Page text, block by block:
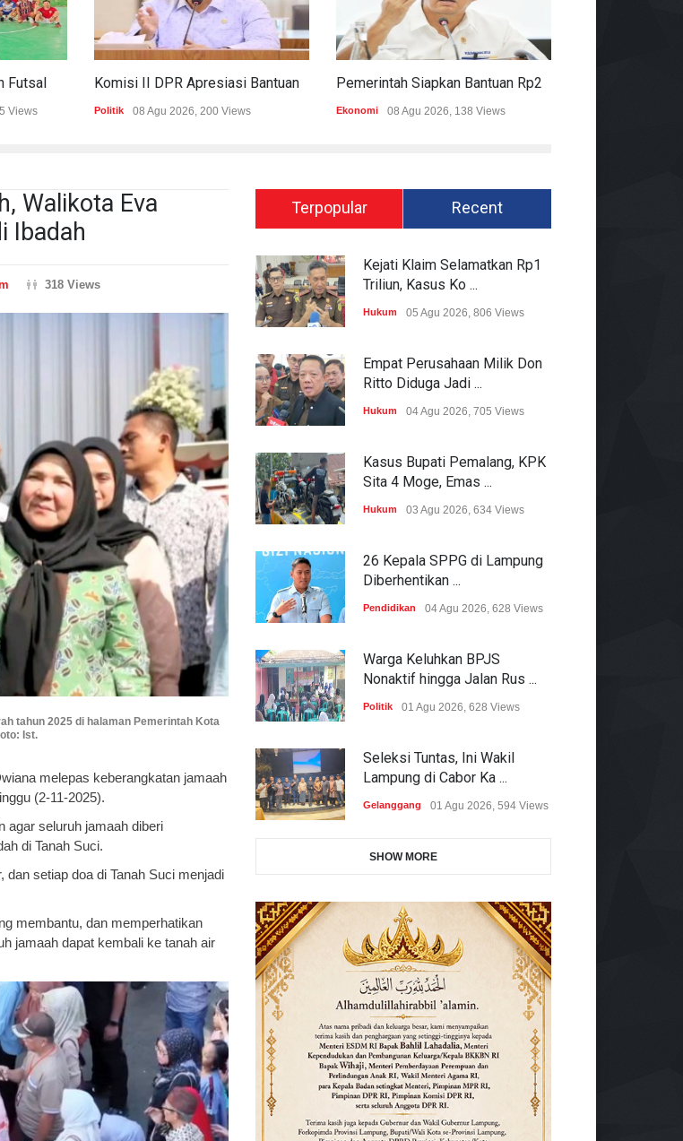
Views Politik 08 Agu 2026, 200 Views Ekonomi 08 Agu 2026, 138 Views
Walikota Eva
Ibadah
318 Views
tahun 2025 di halaman Pemerintah Kota
Ist.
melepas keberangkatan jamaah
(2-11-2025).
agar seluruh jamaah diberi
di Tanah Suci.
setiap doa di Tanah Suci menjadi
membantu, dan memperhatikan
jamaah dapat kembali ke tanah air
Terpopular Recent
Kejati Klaim Selamatkan Rp1
Triliun, Kasus Ko ...
Hukum 05 Agu 2026, 806 Views
Empat Perusahaan Milik Don
Ritto Diduga Jadi ...
Hukum 04 Agu 2026, 705 Views
Kasus Bupati Pemalang, KPK
Sita 4 Moge, Emas ...
Hukum 03 Agu 2026, 634 Views
26 Kepala SPPG di Lampung
Diberhentikan ...
Pendidikan 04 Agu 2026, 628 Views
Warga Keluhkan BPJS
Nonaktif hingga Jalan Rus ...
Politik 01 Agu 2026, 628 Views
Seleksi Tuntas, Ini Wakil
Lampung di Cabor Ka ...
Gelanggang 01 Agu 2026, 594 Views
SHOW MORE